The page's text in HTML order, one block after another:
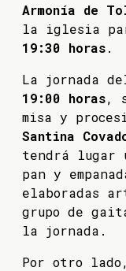
Armonía de
la iglesia
19:30 horas.
La jornada
19:00 horas,
misa y
Santina
tendrá lugar
pan y
elaboradas
grupo de
la jornada.
Por otro